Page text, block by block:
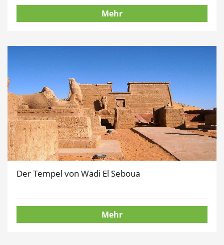
Mehr
Der Tempel von Wadi El Seboua
Mehr